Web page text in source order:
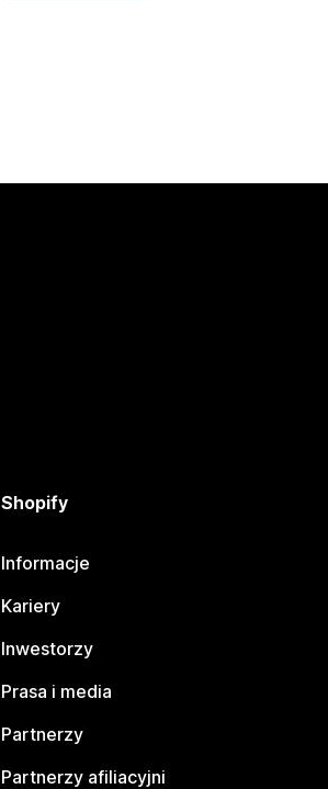
Shopify
Informacje
Kariery
Inwestorzy
Prasa i media
Partnerzy
Partnerzy afiliacyjni